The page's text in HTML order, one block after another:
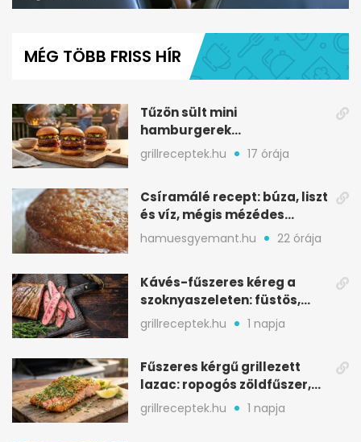
minute,
MÉG TÖBB FRISS HÍR
Tűzön sült mini
hamburgerek
sobrasadával: csípős-
mézes falatkák
grillreceptek.hu 17 órája
Csíramálé recept: búza, liszt
és víz, mégis mézédes
sütemény
hamuesgyemant.hu 22 órája
Kávés-fűszeres kéreg a
szoknyaszeleten: füstös,
csokoládés mélység
grillreceptek.hu 1 napja
Fűszeres kérgű grillezett
lazac: ropogós zöldfűszer,
szaftos belső
grillreceptek.hu 1 napja